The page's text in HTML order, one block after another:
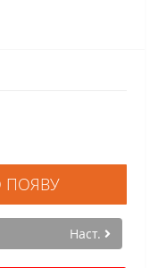
ПОЯВУ
Наст.